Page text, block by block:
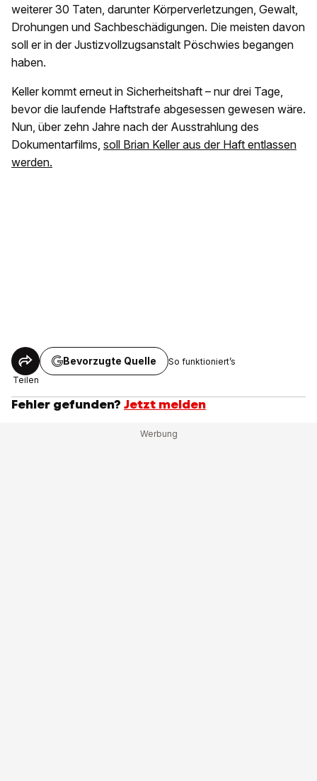
weiterer 30 Taten, darunter Körperverletzungen, Gewalt,
Drohungen und Sachbeschädigungen. Die meisten davon
soll er in der Justizvollzugsanstalt Pöschwies begangen
haben.
Keller kommt erneut in Sicherheitshaft – nur drei Tage,
bevor die laufende Haftstrafe abgesessen gewesen wäre.
Nun, über zehn Jahre nach der Ausstrahlung des
Dokumentarfilms, soll Brian Keller aus der Haft entlassen
werden.
Teilen
Bevorzugte Quelle So funktioniert’s
Fehler gefunden? Jetzt melden